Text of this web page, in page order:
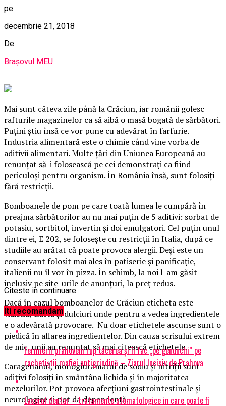
pe
decembrie 21, 2018
De
Brașovul MEU
Mai sunt câteva zile până la Crăciun, iar românii golesc
rafturile magazinelor ca să aibă o masă bogată de sărbători.
Puţini ştiu însă ce vor pune cu adevărat în farfurie.
Industria alimentară este o chimie când vine vorba de
aditivii alimentari. Multe ţări din Uniunea Europeană au
renunţat să-i folosească pe cei demonstraţi ca fiind
periculoşi pentru organism. În România însă, sunt folosiţi
fără restricţii.
Bomboanele de pom pe care toată lumea le cumpără în
preajma sărbătorilor au nu mai puţin de 5 aditivi: sorbat de
potasiu, sortbitol, invertin şi doi emulgatori. Cel puţin unul
dintre ei, E 202, se foloseşte cu restricţii în Italia, după ce
studiile au arătat că poate provoca alergii. Deşi este un
conservant folosit mai ales în patiserie şi panificaţie,
italienii nu îl vor în pizza. În schimb, la noi l-am găsit
inclusiv pe site-urile de anunţuri, la preţ redus.
Dacă în cazul bomboanelor de Crăciun eticheta este
vizibilă, există şi dulciuri unde pentru a vedea ingredientele
e o adevărată provocare. Nu doar etichetele ascunse sunt o
piedică în aflarea ingredientelor. Din cauza scrisului extrem
de mic, unii au renunţat să mai citească etichetele.
Caragenanul, monoglutamatul de sodiu şi nitriţii sunt
aditivi folosiţi în smântâna lichida şi în majoritatea
mezelurilor. Pot provoca afecţiuni gastrointestinale şi
neurologice şi pot da dependenţă.
Citeste in continuare
Iti recomandam
Fermierii prahoveni rup tăcerea și îi fac „pe genunchi” pe
rachetiștii mafiei antigrindină – Ziarul Incisiv de Prahova
Laserul dentar – tratamente stomatologice in care poate fi